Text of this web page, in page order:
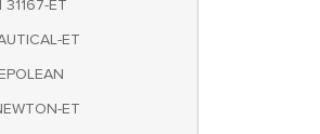
31167-ET
ET
ET